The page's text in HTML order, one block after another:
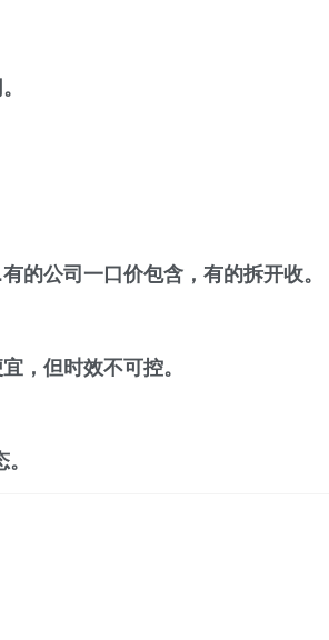
公司一口价包含，有的拆开收。
，但时效不可控。